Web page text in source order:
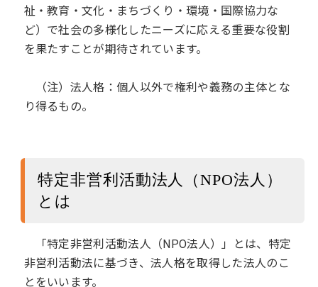
祉・教育・文化・まちづくり・環境・国際協力な
ど）で社会の多様化したニーズに応える重要な役割
を果たすことが期待されています。
（注）法人格：個人以外で権利や義務の主体とな
り得るもの。
特定非営利活動法人（NPO法人）
とは
「特定非営利活動法人（NPO法人）」とは、特定
非営利活動法に基づき、法人格を取得した法人のこ
とをいいます。